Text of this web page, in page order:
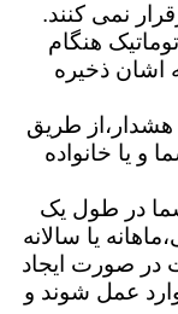
نمی کنند.
هنگام
اشان ذخیره
هشدار،از طریق
و یا خانواده
در طول یک
یا سالانه
در صورت ایجاد
عمل شوند و